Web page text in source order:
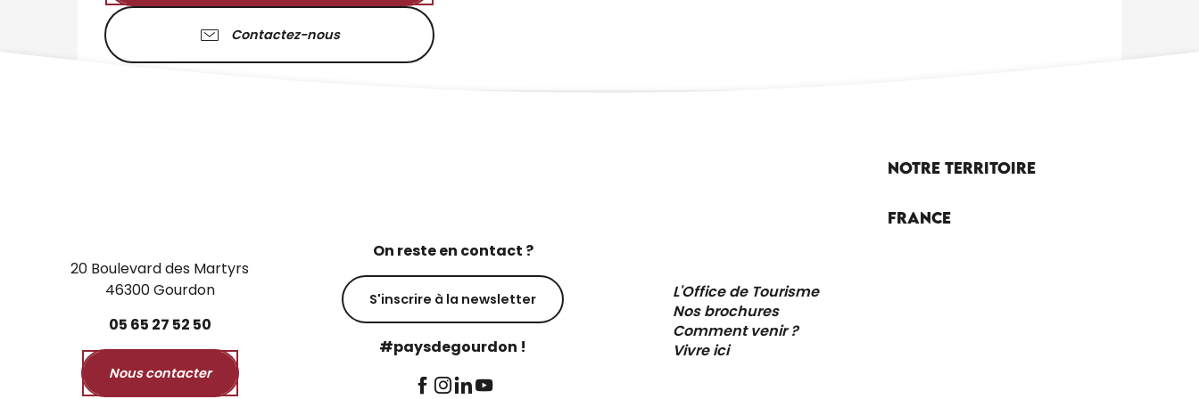
Contactez-nous
20 Boulevard des Martyrs
46300 Gourdon
05 65 27 52 50
Nous contacter
On reste en contact ?
S'inscrire à la newsletter
#paysdegourdon !
L'Office de Tourisme
Nos brochures
Comment venir ?
Vivre ici
Notre territoire
France